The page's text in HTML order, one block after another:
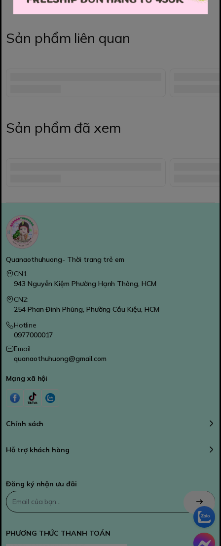
Sản phẩm liên quan
Sản phẩm đã xem
Quanaothuhuong- Thời trang trẻ em
CN1:
943 Nguyễn Kiệm Phường Hạnh Thông, HCM
CN2:
254 Phan Đình Phùng, Phường Cầu Kiệu, HCM
Hotline
0977000017
Email
quanaothuhuong@gmail.com
Mạng xã hội
Chính sách
Hỗ trợ khách hàng
Đăng ký nhận ưu đãi
PHƯƠNG THỨC THANH TOÁN